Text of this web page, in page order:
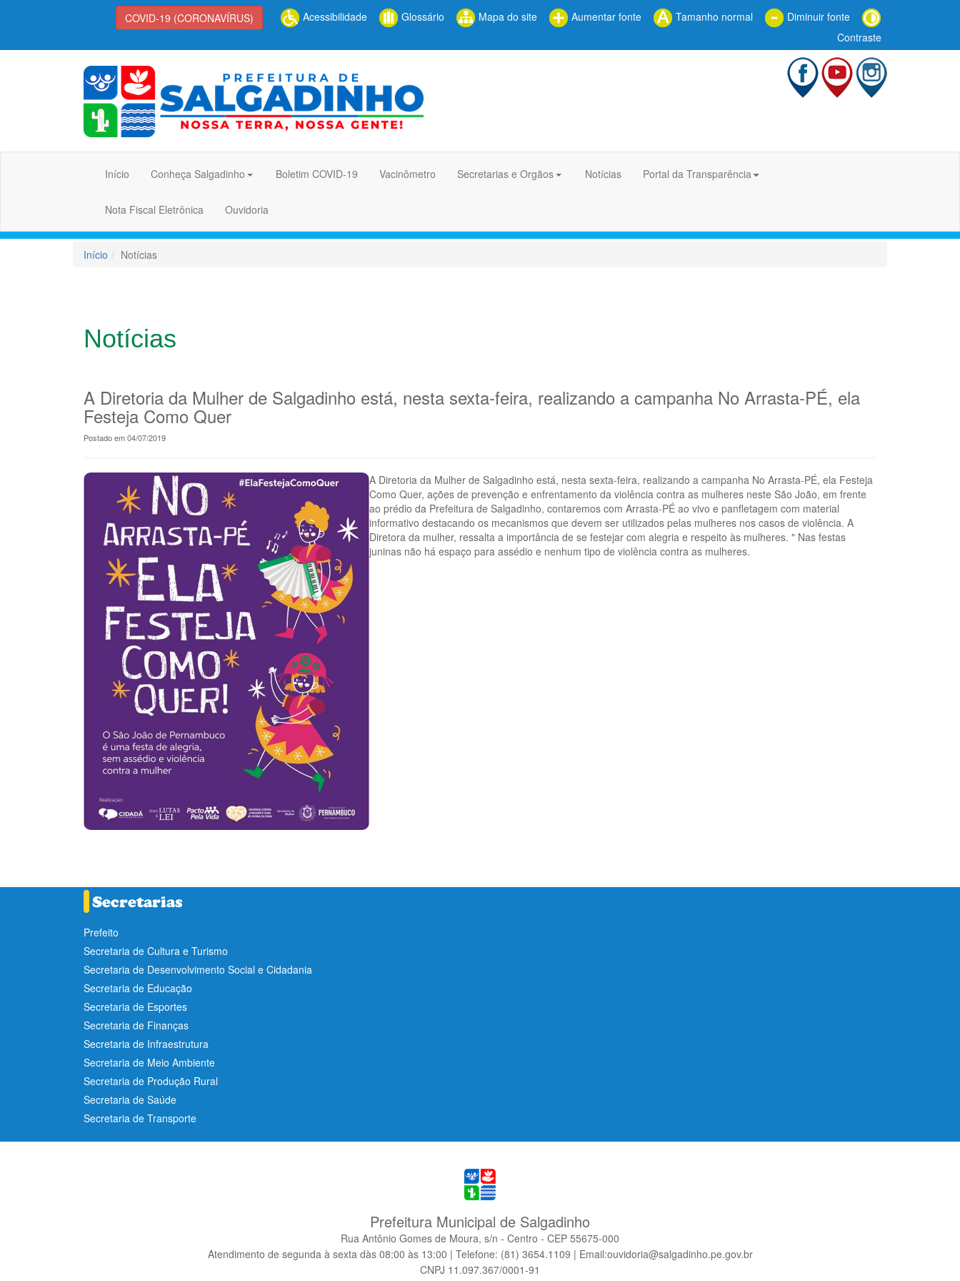
COVID-19 (CORONAVÍRUS) Acessibilidade Glossário Mapa do site Aumentar fonte Tamanho normal
Diminuir fonte
Contraste
Início Conheça Salgadinho Boletim COVID-19 Vacinômetro Secretarias e Orgãos Notícias Portal da Transparência
Nota Fiscal Eletrônica Ouvidoria
Início Notícias
Notícias
A Diretoria da Mulher de Salgadinho está, nesta sexta-feira, realizando a campanha No Arrasta-PÉ, ela
Festeja Como Quer
Postado em 04/07/2019
A Diretoria da Mulher de Salgadinho está, nesta sexta-feira, realizando a campanha No Arrasta-PÉ, ela Festeja
Como Quer, ações de prevenção e enfrentamento da violência contra as mulheres neste São João, em frente
ao prédio da Prefeitura de Salgadinho, contaremos com Arrasta-PÉ ao vivo e panfletagem com material
informativo destacando os mecanismos que devem ser utilizados pelas mulheres nos casos de violência. A
Diretora da mulher, ressalta a importância de se festejar com alegria e respeito às mulheres. " Nas festas
juninas não há espaço para assédio e nenhum tipo de violência contra as mulheres.
Prefeito
Secretaria de Cultura e Turismo
Secretaria de Desenvolvimento Social e Cidadania
Secretaria de Educação
Secretaria de Esportes
Secretaria de Finanças
Secretaria de Infraestrutura
Secretaria de Meio Ambiente
Secretaria de Produção Rural
Secretaria de Saúde
Secretaria de Transporte
Prefeitura Municipal de Salgadinho
Rua Antônio Gomes de Moura, s/n - Centro - CEP 55675-000
Atendimento de segunda à sexta dàs 08:00 às 13:00 | Telefone: (81) 3654.1109 | Email:ouvidoria@salgadinho.pe.gov.br
CNPJ 11.097.367/0001-91